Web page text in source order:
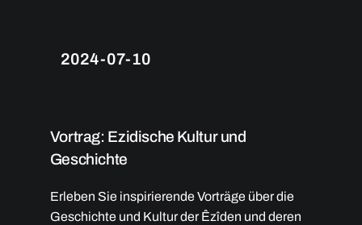
2024-07-10
Vortrag: Ezidische Kultur und
Geschichte
Erleben Sie inspirierende Vorträge über die
Geschichte und Kultur der Êzîden und deren